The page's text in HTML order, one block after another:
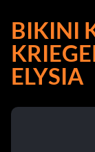
BIKINI
ELYSIA